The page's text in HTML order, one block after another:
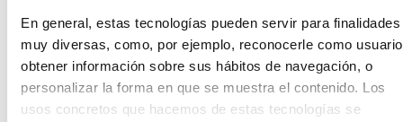
En general, estas tecnologías pueden servir para finalidades
muy diversas, como, por ejemplo, reconocerle como
obtener información sobre sus hábitos de navegación, o
personalizar la forma en que se muestra el contenido. Los
usos concretos que hacemos de estas tecnologías se
cambio climático o la contaminación del aire, sus
responsabilidades y consecuencias. Las clases
acomodadas del Norte y el Sur global continúan con su
modo de vida despilfarrador de energía y bienes naturales,
mientras el ascensor social sigue averiado y el malestar